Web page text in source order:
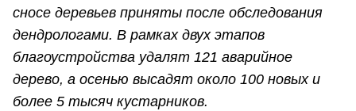
сносе деревьев приняты после обследования
дендрологами. В рамках двух этапов
благоустройства удалят 121 аварийное
дерево, а осенью высадят около 100 новых и
более 5 тысяч кустарников.